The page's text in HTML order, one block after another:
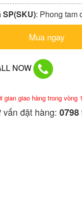
SP(SKU): Phong tam
Mua ngay
NOW
gian giao hàng trong
vấn đặt hàng: 0798